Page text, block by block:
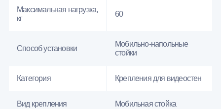
Максимальная нагрузка,
кг
60
Способ установки
Мобильно-напольные
стойки
Категория Крепления для видеостен
Вид крепления Мобильная стойка